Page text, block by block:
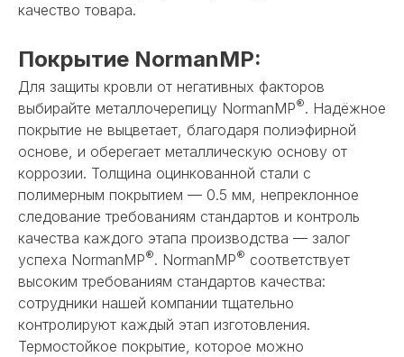
качество товара.
Покрытие NormanMP:
Для защиты кровли от негативных факторов
выбирайте металлочерепицу NormanMP®. Надёжное
покрытие не выцветает, благодаря полиэфирной
основе, и оберегает металлическую основу от
коррозии. Толщина оцинкованной стали с
полимерным покрытием — 0.5 мм, непреклонное
следование требованиям стандартов и контроль
качества каждого этапа производства — залог
успеха NormanMP®. NormanMP® соответствует
высоким требованиям стандартов качества:
сотрудники нашей компании тщательно
контролируют каждый этап изготовления.
Термостойкое покрытие, которое можно